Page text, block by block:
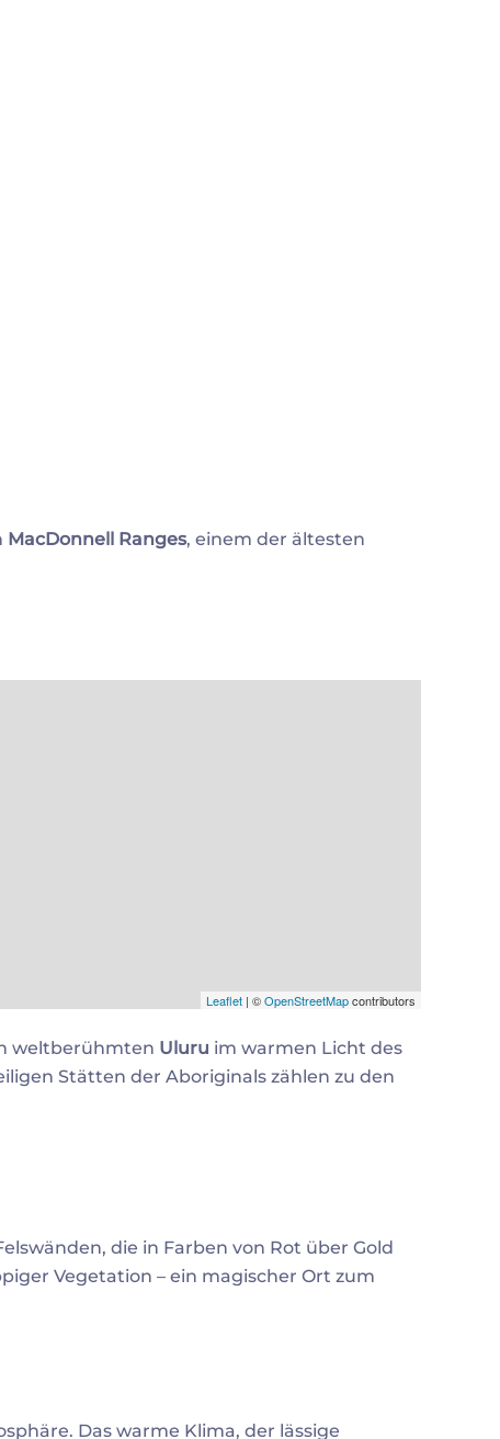
MacDonnell Ranges, einem der ältesten
Leaflet | ©OpenStreetMapcontributors
weltberühmten Uluru im warmen Licht des
Stätten der Aboriginals zählen zu den
die in Farben von Rot über Gold
Vegetation – ein magischer Ort zum
Das warme Klima, der lässige